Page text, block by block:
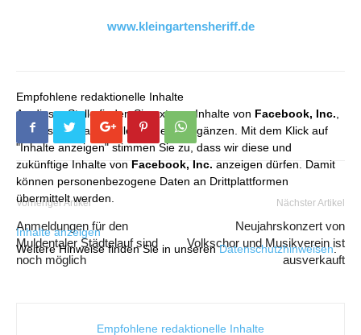
www.kleingartensheriff.de
Empfohlene redaktionelle Inhalte
An dieser Stelle finden Sie externe Inhalte von Facebook, Inc.,
die unser redaktionelles Angebot ergänzen. Mit dem Klick auf
"Inhalte anzeigen" stimmen Sie zu, dass wir diese und
zukünftige Inhalte von Facebook, Inc. anzeigen dürfen. Damit
können personenbezogene Daten an Drittplattformen
übermittelt werden.
Inhalte anzeigen
Weitere Hinweise finden Sie in unserenDatenschutzhinweisen.
Vorheriger Artikel
Anmeldungen für den
Muldentaler Städtelauf sind
noch möglich
Nächster Artikel
Neujahrskonzert von
Volkschor und Musikverein ist
ausverkauft
Empfohlene redaktionelle Inhalte